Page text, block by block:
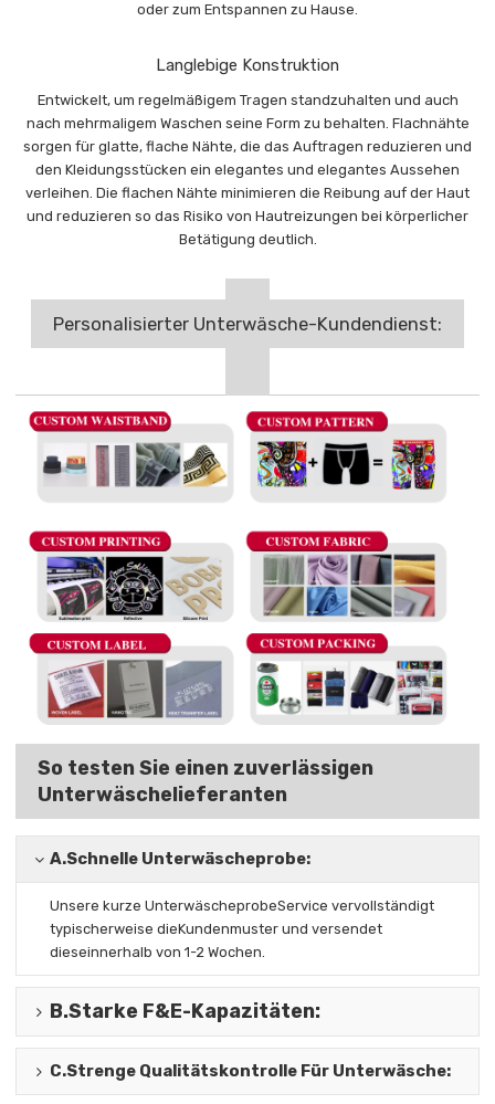
oder zum Entspannen zu Hause.
Langlebige Konstruktion
Entwickelt, um regelmäßigem Tragen standzuhalten und auch
nach mehrmaligem Waschen seine Form zu behalten. Flachnähte
sorgen für glatte, flache Nähte, die das Auftragen reduzieren und
den Kleidungsstücken ein elegantes und elegantes Aussehen
verleihen. Die flachen Nähte minimieren die Reibung auf der Haut
und reduzieren so das Risiko von Hautreizungen bei körperlicher
Betätigung deutlich.
Personalisierter Unterwäsche-Kundendienst:
So testen Sie einen zuverlässigen
Unterwäschelieferanten
A.Schnelle Unterwäscheprobe:
Unsere kurze UnterwäscheprobeService vervollständigt
typischerweise dieKundenmuster und versendet
dieseinnerhalb von 1-2 Wochen.
B.Starke F&E-Kapazitäten:
C.Strenge Qualitätskontrolle Für Unterwäsche: